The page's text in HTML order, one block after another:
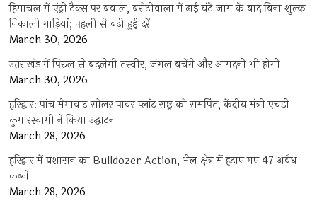
हिमाचल में एंट्री टैक्स पर बवाल, बरोटीवाला में ढाई घंटे जाम के बाद बिना शुल्क
निकाली गाड़ियां; पहली से बढ़ी हुई दरें
March 30, 2026
उत्तराखंड में पिरुल से बदलेगी तस्वीर, जंगल बचेंगे और आमदनी भी होगी
March 30, 2026
हरिद्वार: पांच मेगावाट सोलर पावर प्लांट राष्ट्र को समर्पित, केंद्रीय मंत्री एचडी
कुमारस्वामी ने किया उद्घाटन
March 28, 2026
हरिद्वार में प्रशासन का Bulldozer Action, भेल क्षेत्र में हटाए गए 47 अवैध
कब्जे
March 28, 2026